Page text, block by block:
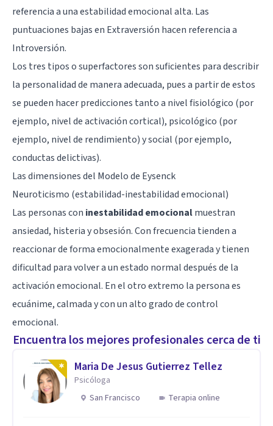
referencia a una estabilidad emocional alta. Las
puntuaciones bajas en Extraversión hacen referencia a
Introversión.
Los tres tipos o superfactores son suficientes para describir
la personalidad de manera adecuada, pues a partir de estos
se pueden hacer predicciones tanto a nivel fisiológico (por
ejemplo, nivel de activación cortical), psicológico (por
ejemplo, nivel de rendimiento) y social (por ejemplo,
conductas delictivas).
Las dimensiones del Modelo de Eysenck
Neuroticismo (estabilidad-inestabilidad emocional)
Las personas con inestabilidad emocionalmuestran
ansiedad, histeria yobsesión. Con frecuencia tienden a
reaccionar de forma emocionalmente exagerada y tienen
dificultad para volver a un estado normal después de la
activación emocional. En el otro extremo la persona es
ecuánime, calmada y con un alto grado de control
emocional.
Encuentra los mejores profesionales cerca de ti
Maria De Jesus Gutierrez Tellez
Psicóloga
San Francisco
Terapia online